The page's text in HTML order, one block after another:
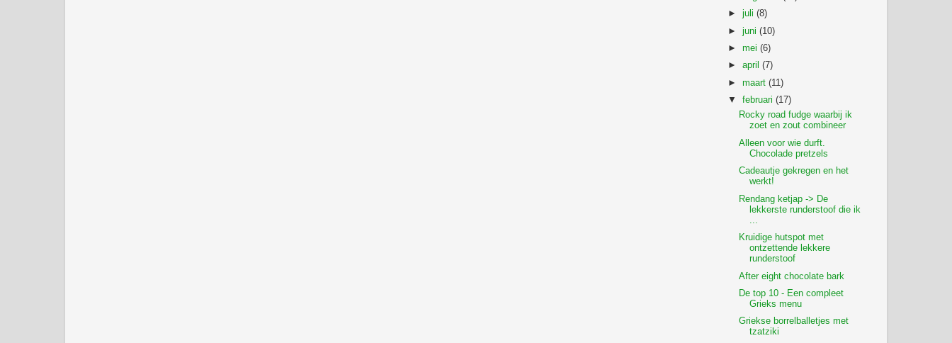
►juli(8)
►juni(10)
►mei(6)
►april(7)
►maart(11)
▼februari(17)
Rocky road fudge waarbij ik
zoet en zout combineer
Alleen voor wie durft.
Chocolade pretzels
Cadeautje gekregen en het
werkt!
Rendang ketjap -> De
lekkerste runderstoof die ik
Kruidige hutspot met
ontzettende lekkere
runderstoof
After eight chocolate bark
De top 10 - Een compleet
Grieks menu
Griekse borrelballetjes met
tzatziki